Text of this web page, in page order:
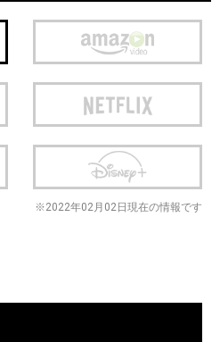
※2022年02月02日現在の情報です